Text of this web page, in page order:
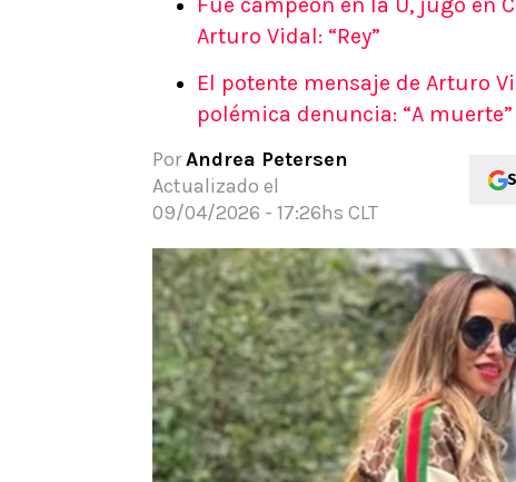
Pronósticos
Apuesta del día
Arturo Vidal: “Rey”
El potente mensaje de Arturo
polémica denuncia: “A muerte”
PorAndrea Petersen
Actualizado el
09/04/2026 - 17:26hs CLT